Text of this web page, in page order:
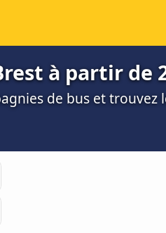
à partir de
de bus et trouvez